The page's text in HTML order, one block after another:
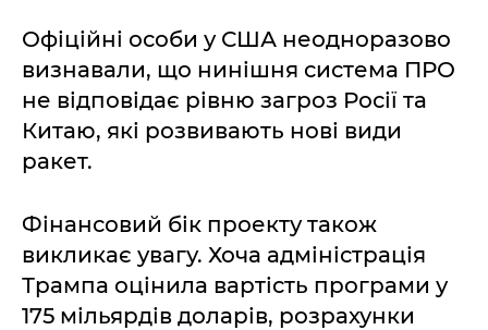
Офіційні особи у США неодноразово
визнавали, що нинішня система ПРО
не відповідає рівню загроз Росії та
Китаю, які розвивають нові види
ракет.
Фінансовий бік проекту також
викликає увагу. Хоча адміністрація
Трампа оцінила вартість програми у
175 мільярдів доларів, розрахунки